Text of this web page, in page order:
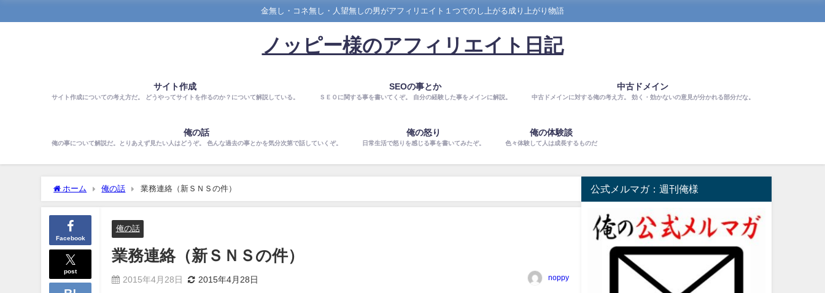
金無し・コネ無し・人望無しの男がアフィリエイト１つでのし上がる成り上がり物語
ノッピー様のアフィリエイト日記
サイト作成
サイト作成についての考え方だ。 どうやってサイトを作るのか？について解説している。
SEOの事とか
ＳＥＯに関する事を書いてくぞ。 自分の経験した事をメインに解説。
中古ドメイン
中古ドメインに対する俺の考え方。 効く・効かないの意見が分かれる部分だな。
俺の話
俺の事について解説だ。とりあえず見たい人はどうぞ。 色んな過去の事とかを気分次第で話していくぞ。
俺の怒り
日常生活で怒りを感じる事を書いてみたぞ。
俺の体験談
色々体験して人は成長するものだ
ホーム 俺の話 業務連絡（新ＳＮＳの件）
Facebook
post
俺の話
業務連絡（新ＳＮＳの件）
2015年4月28日 2015年4月28日 noppy
公式メルマガ：週刊俺様